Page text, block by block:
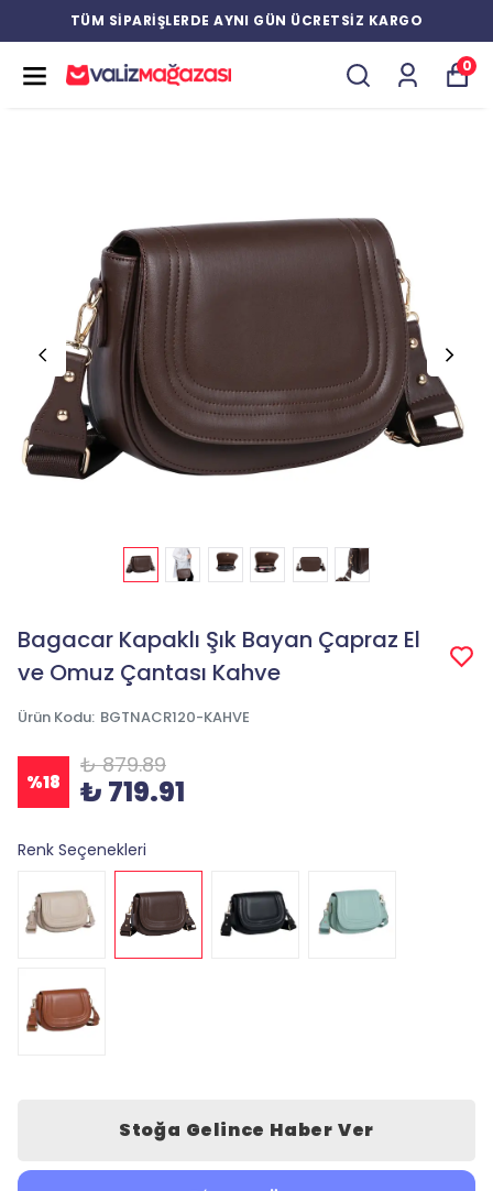
TÜM SİPARİŞLERDE AYNI GÜN ÜCRETSİZ KARGO
0
Bagacar Kapaklı Şık Bayan Çapraz El
ve Omuz Çantası Kahve
Ürün Kodu: BGTNACR120-KAHVE
%18
₺ 879.89
₺ 719.91
Renk Seçenekleri
Stoğa Gelince Haber Ver